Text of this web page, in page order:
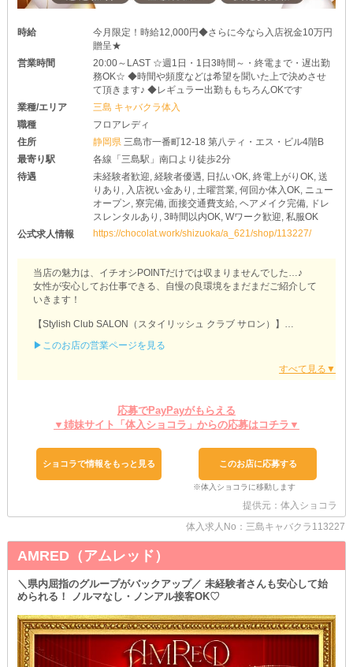
時給
今月限定！時給12,000円◆さらに今なら入店祝金10万円
贈呈★
営業時間
20:00～LAST ☆週1日・1日3時間～・終電まで・遅出勤
務OK☆ ◆時間や頻度などは希望を聞いた上で決めさせ
て頂きます♪ ◆レギュラー出勤ももちろんOKです
業種/エリア
三島 キャバクラ体入
職種
フロアレディ
住所
静岡県 三島市一番町12-18 第八ティ・エス・ビル4階B
最寄り駅
各線「三島駅」南口より徒歩2分
待遇
未経験者歓迎, 経験者優遇, 日払いOK, 終電上がりOK, 送
りあり, 入店祝い金あり, 土曜営業, 何回か体入OK, ニュー
オープン, 寮完備, 面接交通費支給, ヘアメイク完備, ドレ
スレンタルあり, 3時間以内OK, Wワーク歓迎, 私服OK
公式求人情報
https://chocolat.work/shizuoka/a_621/shop/113227/
当店の魅力は、イチオシPOINTだけでは収まりませんでした…♪
女性が安心してお仕事できる、自慢の良環境をまだまだご紹介して
いきます！
【Stylish Club SALON（スタイリッシュ クラブ サロン）】
〇コスパ良く始められる〇
当店では、そんな思いから、面接時にかかる交通費は《負担》◎
〇生活面のサポートも充実〇
「一人暮らしを始めてみたい・移籍と同時にお引越しをしたい」女
性も大歓迎◎
新居を一から探す手間と時間を省いて、スムーズにお仕事を始めち
ご希望の場合は、面接のタイミングで気お軽にご相談くださいね！
少しでも「私に合ってるかも…」と思っていただけた方は、お気軽
にご応募を。
お問い合わせは、24時間受付中です！
あなたからのご連絡をお待ちしております♪
▶このお店の営業ページを見る
応募でPayPayがもらえる
▼姉妹サイト「体入ショコラ」からの応募はコチラ▼
ショコラで情報をもっと見る このお店に応募する
提供元：体入ショコラ
体入求人No：三島キャバクラ113227
AMRED（アムレッド）
＼県内屈指のグループがバックアップ／ 未経験者さんも安心して始
められる！ ノルマなし・ノンアル接客OK♡